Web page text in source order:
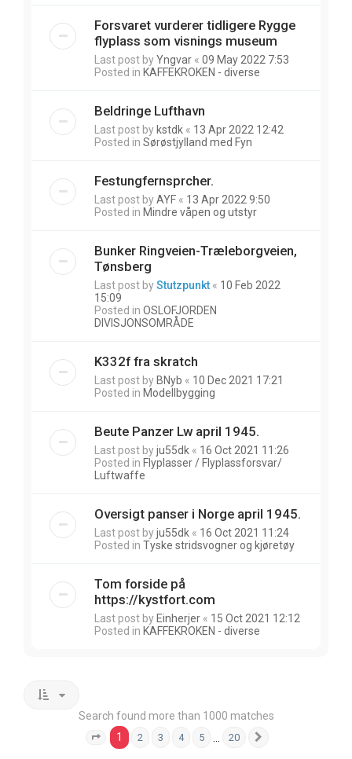
Forsvaret vurderer tidligere Rygge
flyplass som visnings museum
Last post byYngvar « 09 May 2022 7:53
Posted in KAFFEKROKEN - diverse
Beldringe Lufthavn
Last post by kstdk « 13 Apr 2022 12:42
Posted in Sørøstjylland med Fyn
Festungfernsprcher.
Last post byAYF « 13 Apr 2022 9:50
Posted in Mindre våpen og utstyr
Bunker Ringveien-Træleborgveien,
Tønsberg
Last post byStutzpunkt « 10 Feb 2022
15:09
Posted in OSLOFJORDEN
DIVISJONSOMRÅDE
K332f fra skratch
Last post by BNyb « 10 Dec 2021 17:21
Posted in Modellbygging
Beute Panzer Lw april 1945.
Last post byju55dk « 16 Oct 2021 11:26
Posted in Flyplasser / Flyplassforsvar/
Luftwaffe
Oversigt panser i Norge april 1945.
Last post byju55dk « 16 Oct 2021 11:24
Posted in Tyske stridsvogner og kjøretøy
Tom forside på
https://kystfort.com
Last post by Einherjer « 15 Oct 2021 12:12
Posted in KAFFEKROKEN - diverse
Search found more than 1000 matches
Page 1 of 20
1 2 3 4 5 20